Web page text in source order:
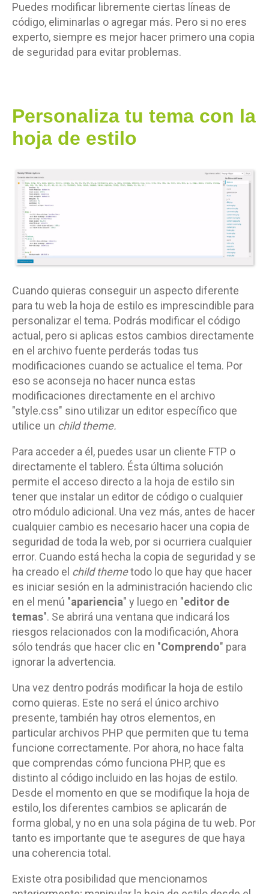
Puedes modificar libremente ciertas líneas de
código, eliminarlas o agregar más. Pero si no eres
experto, siempre es mejor hacer primero una copia
de seguridad para evitar problemas.
Personaliza tu tema con la
hoja de estilo
Cuando quieras conseguir un aspecto diferente
para tu web la hoja de estilo es imprescindible para
personalizar el tema. Podrás modificar el código
actual, pero si aplicas estos cambios directamente
en el archivo fuente perderás todas tus
modificaciones cuando se actualice el tema. Por
eso se aconseja no hacer nunca estas
modificaciones directamente en el archivo
"style.css" sino utilizar un editor específico que
utilice un child theme.
Para acceder a él, puedes usar un cliente FTP o
directamente el tablero. Ésta última solución
permite el acceso directo a la hoja de estilo sin
tener que instalar un editor de código o cualquier
otro módulo adicional. Una vez más, antes de hacer
cualquier cambio es necesario hacer una copia de
seguridad de toda la web, por si ocurriera cualquier
error. Cuando está hecha la copia de seguridad y se
ha creado el child themetodo lo que hay que hacer
es iniciar sesión en la administración haciendo clic
en el menú "apariencia" y luego en "editor de
temas". Se abrirá una ventana que indicará los
riesgos relacionados con la modificación, Ahora
sólo tendrás que hacer clic en "Comprendo" para
ignorar la advertencia.
Una vez dentro podrás modificar la hoja de estilo
como quieras. Este no será el único archivo
presente, también hay otros elementos, en
particular archivos PHP que permiten que tu tema
funcione correctamente. Por ahora, no hace falta
que comprendas cómo funciona PHP, que es
distinto al código incluido en las hojas de estilo.
Desde el momento en que se modifique la hoja de
estilo, los diferentes cambios se aplicarán de
forma global, y no en una sola página de tu web. Por
tanto es importante que te asegures de que haya
una coherencia total.
Existe otra posibilidad que mencionamos